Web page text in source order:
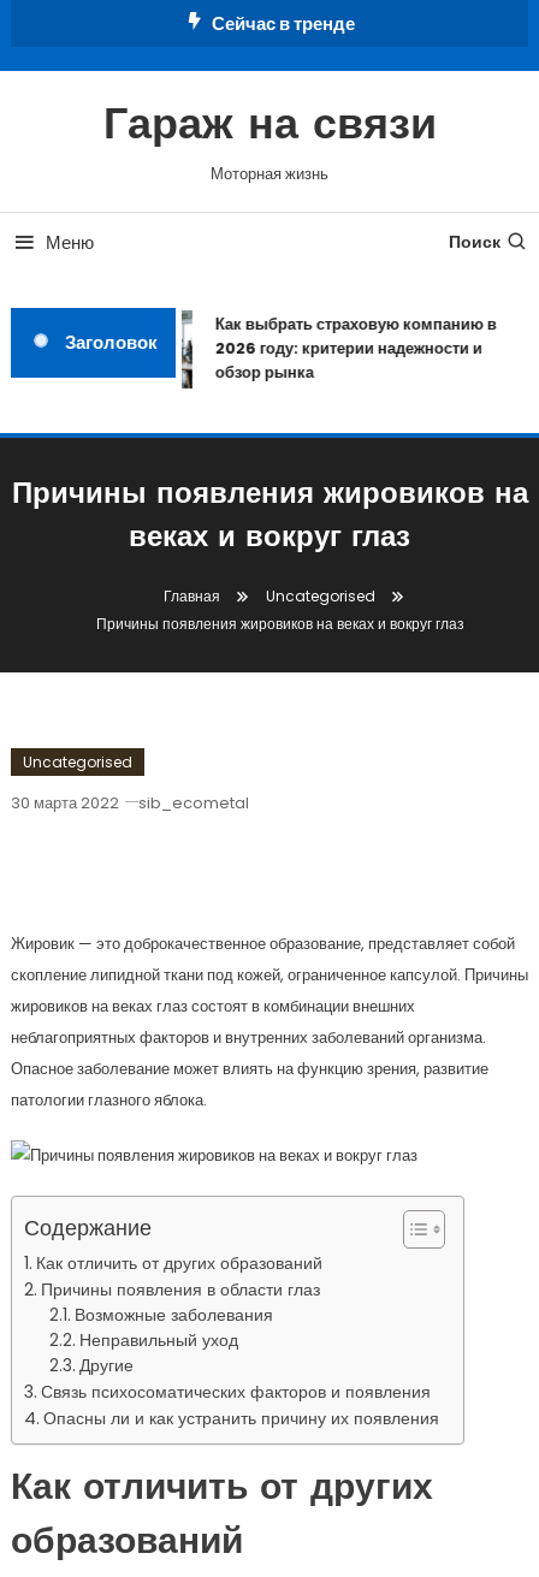
Сейчас в тренде
Гараж на связи
Моторная жизнь
Меню Поиск
Заголовок
Как выбрать страховую компанию в
2026 году: критерии надежности и
обзор рынка
Причины появления жировиков на
веках и вокруг глаз
Главная
Uncategorised
Причины появления жировиков на веках и вокруг глаз
Uncategorised
30 марта 2022 sib_ecometal
Жировик — это доброкачественное образование, представляет собой
скопление липидной ткани под кожей, ограниченное капсулой. Причины
жировиков на веках глаз состоят в комбинации внешних
неблагоприятных факторов и внутренних заболеваний организма.
Опасное заболевание может влиять на функцию зрения, развитие
патологии глазного яблока.
Содержание
Как отличить от других образований
Причины появления в области глаз
Возможные заболевания
Неправильный уход
Другие
Связь психосоматических факторов и появления
Опасны ли и как устранить причину их появления
Как отличить от других
образований